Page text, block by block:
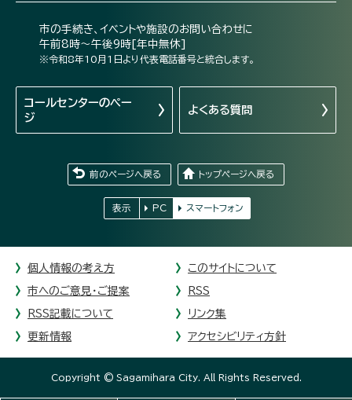
市の手続き、イベントや施設のお問い合わせに
午前8時～午後9時[年中無休]
※令和8年10月1日より代表電話番号と統合します。
コールセンターのペー
ジ
よくある質問
前のページへ戻る トップページへ戻る
表示 PC スマートフォン
個人情報の考え方 このサイトについて
市へのご意見・ご提案 RSS
RSS記載について リンク集
更新情報 アクセシビリティ方針
Copyright © Sagamihara City. All Rights Reserved.